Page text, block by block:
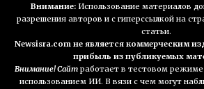
Внимание: Использование материалов
разрешения авторов и с гиперссылкой на
статьи.
Newsisra.com не является коммерческим
прибыль из публикуемых
Внимание! Сайт работает в тестовом режиме
использованием ИИ. В вязи с чем могут